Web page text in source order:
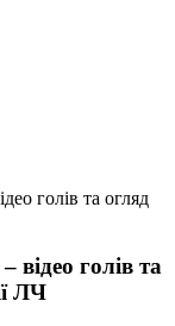
голів та огляд
голів та
ЛЧ